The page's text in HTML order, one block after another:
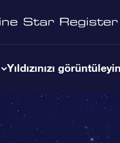
Yıldızınızı görüntüleyin